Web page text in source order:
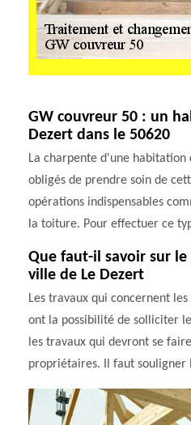
GW couvreur 50 : un
Dezert dans le 50620
La charpente d'une
obligés de prendre soin de
opérations indispensables
la toiture. Pour effectuer ce
Que faut-il savoir sur
ville de Le Dezert
Les travaux qui concernent
ont la possibilité de solliciter
les travaux qui devront se
propriétaires. Il faut souligner